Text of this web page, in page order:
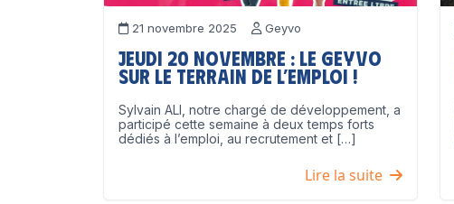
21 novembre 2025 Geyvo
Jeudi 20 novembre : le GEYVO
sur le terrain de l’emploi !
Sylvain ALI, notre chargé de développement, a
participé cette semaine à deux temps forts
dédiés à l’emploi, au recrutement et […]
Lire la suite